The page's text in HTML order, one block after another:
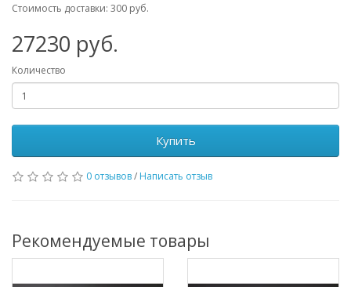
Стоимость доставки: 300 руб.
27230 руб.
Количество
Купить
0 отзывов/ Написать отзыв
Рекомендуемые товары